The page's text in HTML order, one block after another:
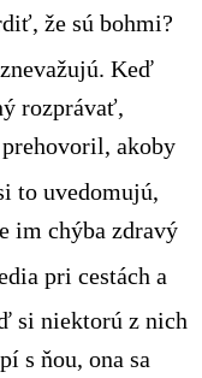
že sú bohmi?
Keď
rozprávať,
akoby
to uvedomujú,
im chýba zdravý
pri cestách a
si niektorú z nich
s ňou, ona sa